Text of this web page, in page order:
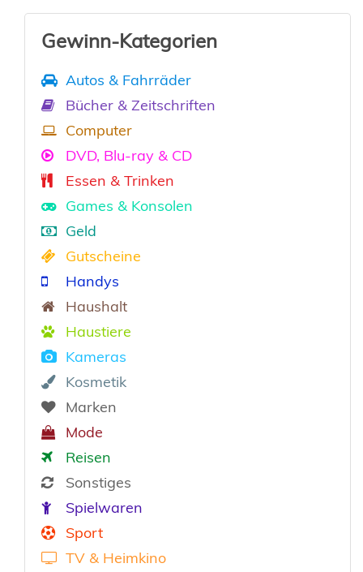
Gewinn-Kategorien
Autos & Fahrräder
Bücher & Zeitschriften
Computer
DVD, Blu-ray & CD
Essen & Trinken
Games & Konsolen
Geld
Gutscheine
Handys
Haushalt
Haustiere
Kameras
Kosmetik
Marken
Mode
Reisen
Sonstiges
Spielwaren
Sport
TV & Heimkino